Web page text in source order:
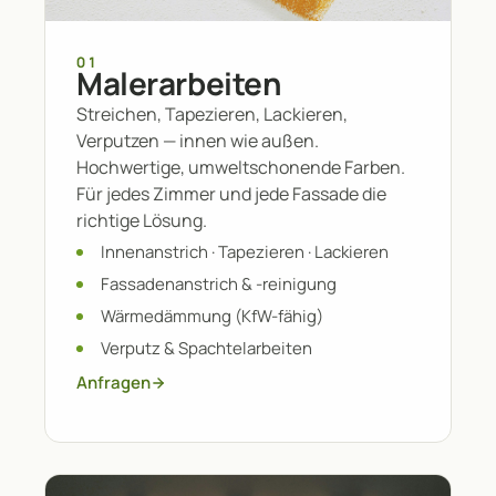
01
Malerarbeiten
Streichen, Tapezieren, Lackieren,
Verputzen — innen wie außen.
Hochwertige, umweltschonende Farben.
Für jedes Zimmer und jede Fassade die
richtige Lösung.
Innenanstrich · Tapezieren · Lackieren
Fassadenanstrich & -reinigung
Wärmedämmung (KfW-fähig)
Verputz & Spachtelarbeiten
Anfragen